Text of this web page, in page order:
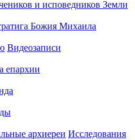
Видеозаписи
епархии
архиереи Исследования